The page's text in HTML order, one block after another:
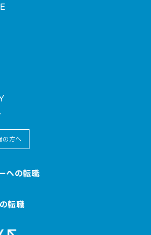
の方へ
への転職
転職